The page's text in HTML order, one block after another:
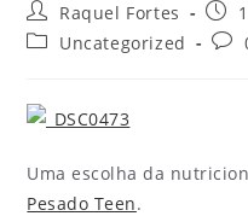
Raquel Fortes
Uncategorized
Uma escolha da
Pesado Teen.